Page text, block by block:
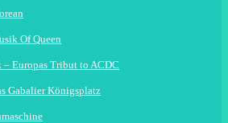
Of Queen
– Europas Tribut to ACDC
Gabalier Königsplatz